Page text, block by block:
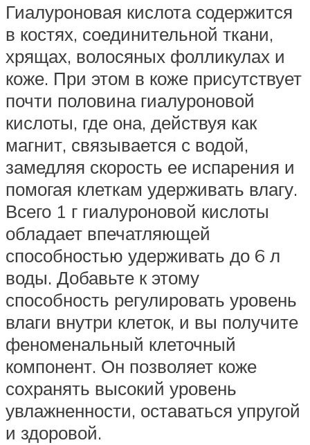
Гиалуроновая кислота содержится
в костях, соединительной ткани,
хрящах, волосяных фолликулах и
коже. При этом в коже присутствует
почти половина гиалуроновой
кислоты, где она, действуя как
магнит, связывается с водой,
замедляя скорость ее испарения и
помогая клеткам удерживать влагу.
Всего 1 г гиалуроновой кислоты
обладает впечатляющей
способностью удерживать до 6 л
воды. Добавьте к этому
способность регулировать уровень
влаги внутри клеток, и вы получите
феноменальный клеточный
компонент. Он позволяет коже
сохранять высокий уровень
увлажненности, оставаться упругой
и здоровой.